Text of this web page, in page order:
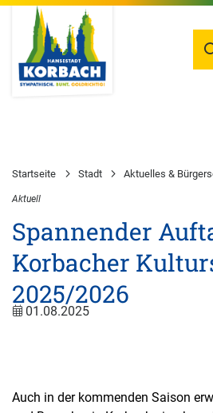
Startseite Stadt Aktuelles &
Aktuell
Spannender
Korbacher
2025/2026
01.08.2025
Auch in der kommenden Saison